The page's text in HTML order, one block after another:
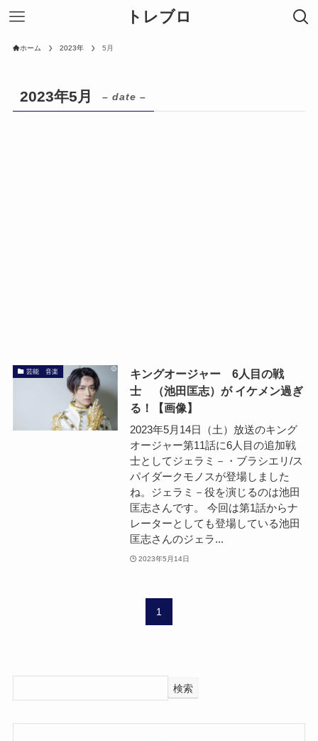
トレブロ
ホーム 2023年 5月
2023年5月 – date –
芸能 音楽
キングオージャー 6人目の戦
士 （池田匡志）が イケメン過ぎ
る！【画像】
2023年5月14日（土）放送のキング
オージャー第11話に6人目の追加戦
士としてジェラミ－・ブラシエリ/ス
パイダークモノスが登場しました
ね。ジェラミ－役を演じるのは池田
匡志さんです。 今回は第1話からナ
レーターとしても登場している池田
匡志さんのジェラ...
2023年5月14日
1
検索